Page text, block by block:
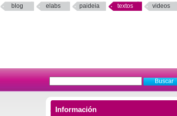
blog elabs paideia textos videos
Información